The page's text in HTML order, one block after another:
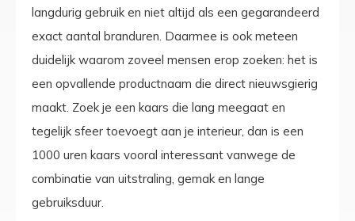
langdurig gebruik en niet altijd als een gegarandeerd
exact aantal branduren. Daarmee is ook meteen
duidelijk waarom zoveel mensen erop zoeken: het is
een opvallende productnaam die direct nieuwsgierig
maakt. Zoek je een kaars die lang meegaat en
tegelijk sfeer toevoegt aan je interieur, dan is een
1000 uren kaars vooral interessant vanwege de
combinatie van uitstraling, gemak en lange
gebruiksduur.